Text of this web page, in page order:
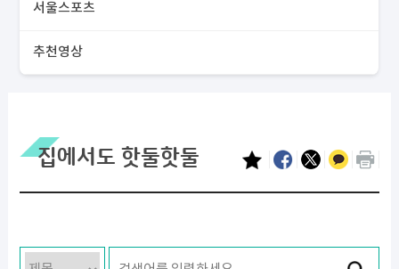
서울스포츠
추천영상
집에서도 핫둘핫둘